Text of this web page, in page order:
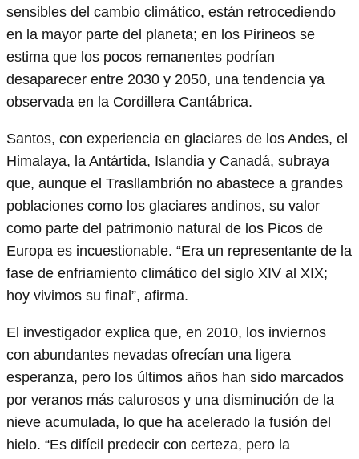
sensibles del cambio climático, están retrocediendo
en la mayor parte del planeta; en los Pirineos se
estima que los pocos remanentes podrían
desaparecer entre 2030 y 2050, una tendencia ya
observada en la Cordillera Cantábrica.
Santos, con experiencia en glaciares de los Andes, el
Himalaya, la Antártida, Islandia y Canadá, subraya
que, aunque el Trasllambrión no abastece a grandes
poblaciones como los glaciares andinos, su valor
como parte del patrimonio natural de los Picos de
Europa es incuestionable. “Era un representante de la
fase de enfriamiento climático del siglo XIV al XIX;
hoy vivimos su final”, afirma.
El investigador explica que, en 2010, los inviernos
con abundantes nevadas ofrecían una ligera
esperanza, pero los últimos años han sido marcados
por veranos más calurosos y una disminución de la
nieve acumulada, lo que ha acelerado la fusión del
hielo. “Es difícil predecir con certeza, pero la